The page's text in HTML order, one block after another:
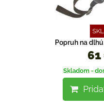
Popruh na
Skladom -